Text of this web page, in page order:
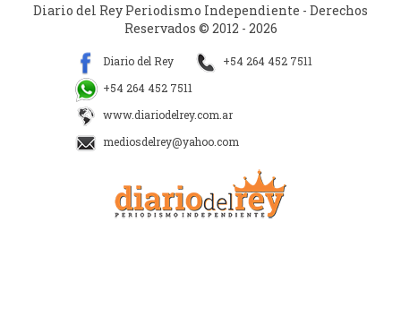
Diario del Rey Periodismo Independiente - Derechos
Reservados © 2012 - 2026
Diario del Rey
+54 264 452 7511
+54 264 452 7511
www.diariodelrey.com.ar
mediosdelrey@yahoo.com